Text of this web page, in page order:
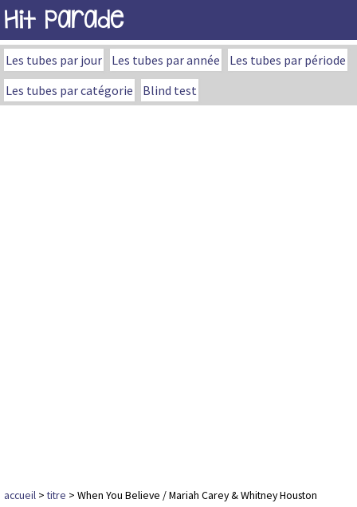
Hit Parade
Les tubes par jour Les tubes par année
Les tubes par période
Les tubes par catégorie
Blind test
accueil >titre > When You Believe / Mariah Carey & Whitney Houston